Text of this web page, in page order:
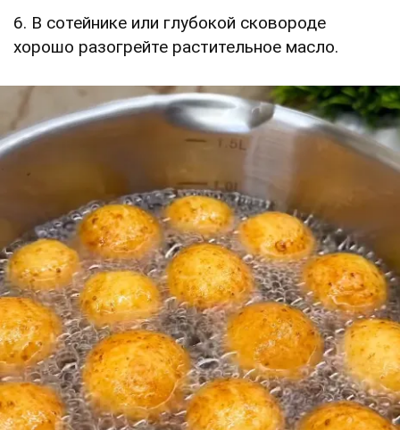
6. В сотейнике или глубокой сковороде
хорошо разогрейте растительное масло.